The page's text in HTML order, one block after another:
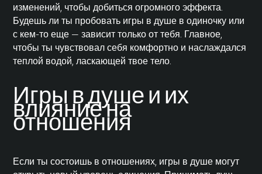
изменений, чтобы добиться огромного эффекта.
Будешь ли ты пробовать игры в душе в одиночку или
с кем-то еще — зависит только от тебя. Главное,
чтобы ты чувствовал себя комфортно и наслаждался
теплой водой, ласкающей твое тело.
Игры в душе и их
влияние на
отношения
Если ты состоишь в отношениях, игры в душе могут